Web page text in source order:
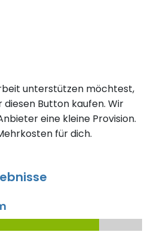
unterstützen möchtest,
Button kaufen. Wir
eine kleine Provision.
für dich.